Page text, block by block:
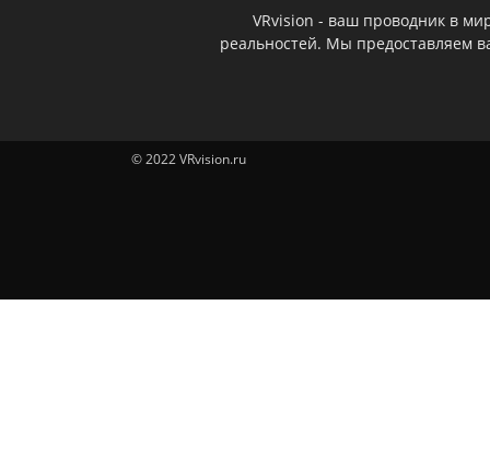
VRvision - ваш проводник в
реальностей. Мы предоставляем
© 2022 VRvision.ru